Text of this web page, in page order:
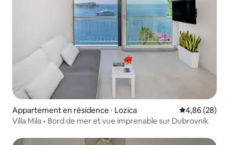
Appartement en résidence ⋅ Lozica Évaluation
4,86 (28)
Villa Mila • Bord de mer et vue imprenable sur Dubrovnik